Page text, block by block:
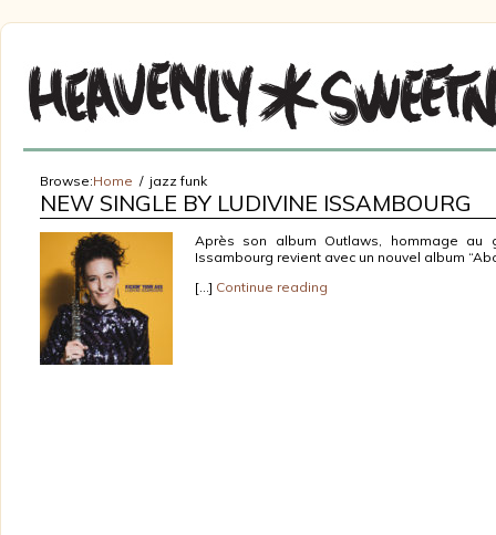
Browse:Home jazz funk
NEW SINGLE BY LUDIVINE ISSAMBOURG
Après son album Outlaws, hommage au
Issambourg revient avec un nouvel album
[…] Continue reading